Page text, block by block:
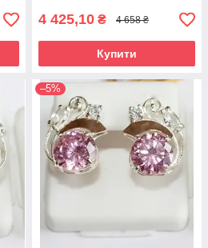
4 425,10 ₴ 4 658 ₴
Купити
–5%